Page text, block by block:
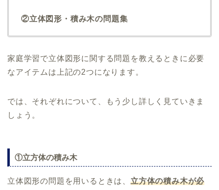
②立体図形・積み木の問題集
家庭学習で立体図形に関する問題を教えるときに必要
なアイテムは上記の2つになります。
では、それぞれについて、もう少し詳しく見ていきま
しょう。
①立方体の積み木
立体図形の問題を用いるときは、 立方体の積み木が必